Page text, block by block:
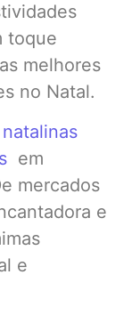
toque
melhores
no Natal.
natalinas
em
mercados
e
e